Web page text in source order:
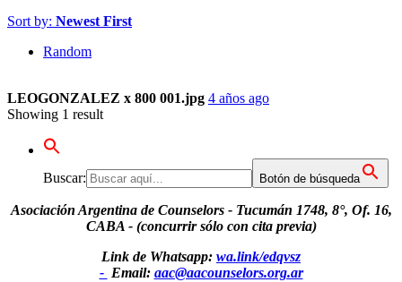
Sort by: Newest First
Random
LEOGONZALEZ x 800 001.jpg 4 años ago
Showing 1 result
Buscar: Botón de búsqueda
Asociación Argentina de Counselors - Tucumán 1748, 8°, Of. 16,
CABA - (concurrir sólo con cita previa)
Link de Whatsapp: wa.link/edqvsz
- Email: aac@aacounselors.org.ar